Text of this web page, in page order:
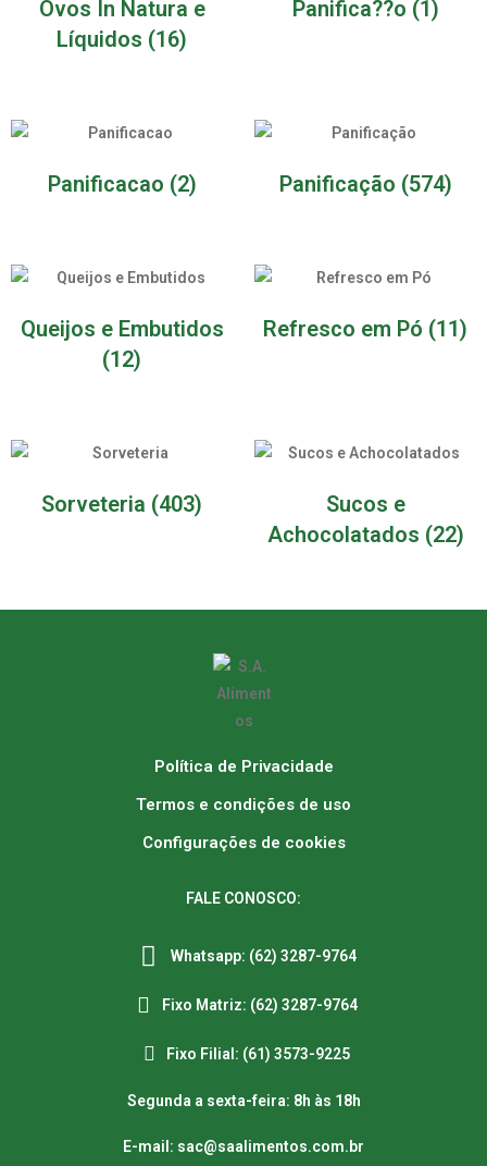
Ovos In Natura e
Líquidos (16)
Panifica??o (1)
Panificacao (2) Panificação (574)
Queijos e Embutidos
(12)
Refresco em Pó (11)
Sorveteria (403)
Sucos e
Achocolatados (22)
Política de Privacidade
Termos e condições de uso
Configurações de cookies
FALE CONOSCO:
Whatsapp: (62) 3287-9764
Fixo Matriz: (62) 3287-9764
Fixo Filial: (61) 3573-9225
Segunda a sexta-feira: 8h às 18h
E-mail: sac@saalimentos.com.br